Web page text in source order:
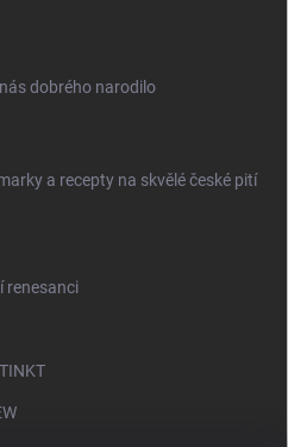
dobrého narodilo
a recepty na skvělé české pití
renesanci